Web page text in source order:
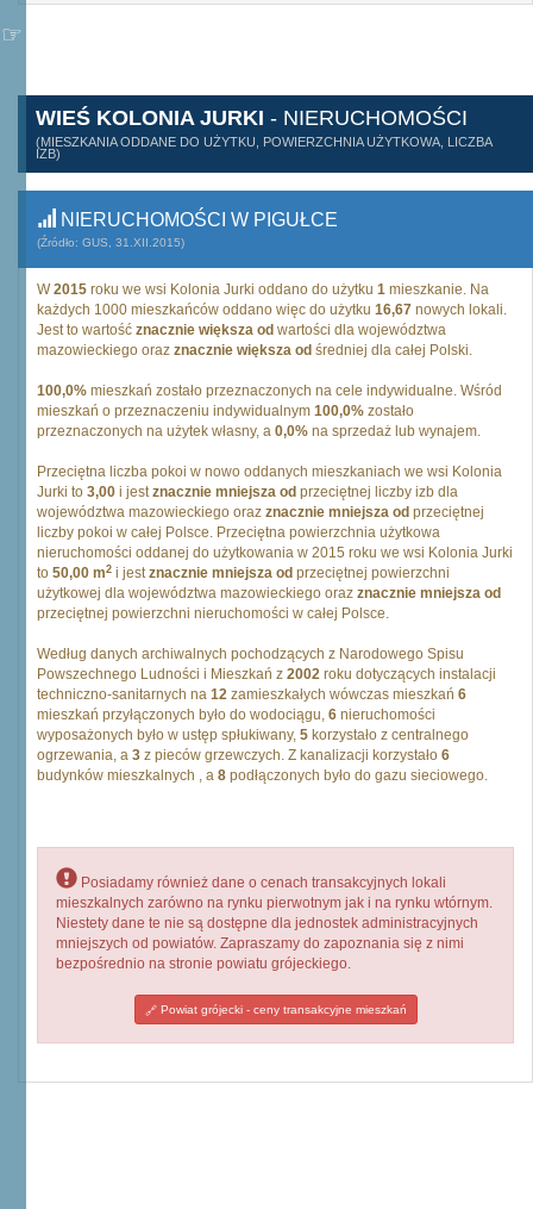
WIEŚ KOLONIA JURKI - NIERUCHOMOŚCI
(MIESZKANIA ODDANE DO UŻYTKU, POWIERZCHNIA UŻYTKOWA, LICZBA
IZB)
NIERUCHOMOŚCI W PIGUŁCE
(Źródło: GUS, 31.XII.2015)
W2015 roku we wsi Kolonia Jurki oddano do użytku 1 mieszkanie. Na
każdych 1000 mieszkańców oddano więc do użytku 16,67 nowych lokali.
Jest to wartość znacznie większa od wartości dla województwa
mazowieckiego oraz znacznie większa od średniej dla całej Polski.
100,0% mieszkań zostało przeznaczonych na cele indywidualne. Wśród
mieszkań o przeznaczeniu indywidualnym 100,0% zostało
przeznaczonych na użytek własny, a 0,0% na sprzedaż lub wynajem.
Przeciętna liczba pokoi w nowo oddanych mieszkaniach we wsi Kolonia
Jurki to 3,00 i jestznacznie mniejsza od przeciętnej liczby izb dla
województwa mazowieckiego oraz znacznie mniejsza od przeciętnej
liczby pokoi w całej Polsce. Przeciętna powierzchnia użytkowa
nieruchomości oddanej do użytkowania w 2015 roku we wsi Kolonia Jurki
to 50,00 m2 i jestznacznie mniejsza od przeciętnej powierzchni
użytkowej dla województwa mazowieckiego oraz znacznie mniejsza od
przeciętnej powierzchni nieruchomości w całej Polsce.
Według danych archiwalnych pochodzących z Narodowego Spisu
Powszechnego Ludności i Mieszkań z 2002 roku dotyczących instalacji
techniczno-sanitarnych na 12 zamieszkałych wówczas mieszkań 6
mieszkań przyłączonych było do wodociągu, 6 nieruchomości
wyposażonych było w ustęp spłukiwany, 5 korzystało z centralnego
ogrzewania, a 3 z pieców grzewczych. Z kanalizacji korzystało 6
budynków mieszkalnych , a 8 podłączonych było do gazu sieciowego.
Posiadamy również dane o cenach transakcyjnych lokali
mieszkalnych zarówno na rynku pierwotnym jak i na rynku wtórnym.
Niestety dane te nie są dostępne dla jednostek administracyjnych
mniejszych od powiatów. Zapraszamy do zapoznania się z nimi
bezpośrednio na stronie powiatu grójeckiego.
Powiat grójecki - ceny transakcyjne mieszkań